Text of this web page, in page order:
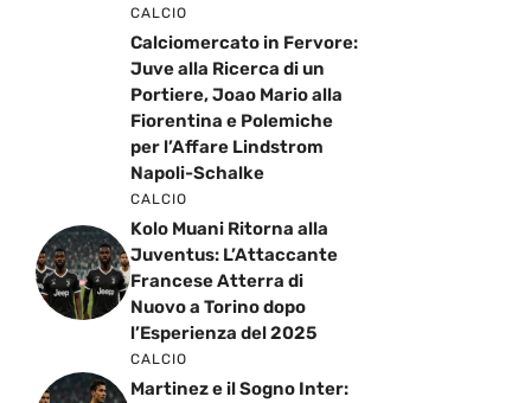
CALCIO
Calciomercato in Fervore:
Juve alla Ricerca di un
Portiere, Joao Mario alla
Fiorentina e Polemiche
per l’Affare Lindstrom
Napoli-Schalke
CALCIO
Kolo Muani Ritorna alla
Juventus: L’Attaccante
Francese Atterra di
Nuovo a Torino dopo
l’Esperienza del 2025
CALCIO
Martinez e il Sogno Inter: